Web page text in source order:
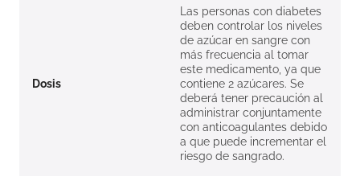
Dosis
Las personas con diabetes
deben controlar los niveles
de azúcar en sangre con
más frecuencia al tomar
este medicamento, ya que
contiene 2 azúcares. Se
deberá tener precaución al
administrar conjuntamente
con anticoagulantes debido
a que puede incrementar el
riesgo de sangrado.